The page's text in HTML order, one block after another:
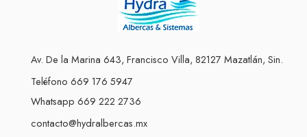
Av. De la Marina 643, Francisco Villa, 82127 Mazatlán, Sin.
Teléfono 669 176 5947
Whatsapp 669 222 2736
contacto@hydralbercas.mx